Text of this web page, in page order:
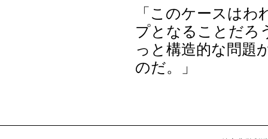
「このケースは
プとなることだろ
っと構造的な問題
のだ。」